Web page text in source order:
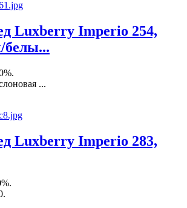
Luxberry Imperio 254,
белы...
...
Luxberry Imperio 283,